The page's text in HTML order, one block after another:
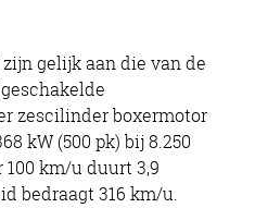
gelijk aan die van de
zescilinder boxermotor
kW (500 pk) bij 8.250
km/u duurt 3,9
bedraagt 316 km/u.